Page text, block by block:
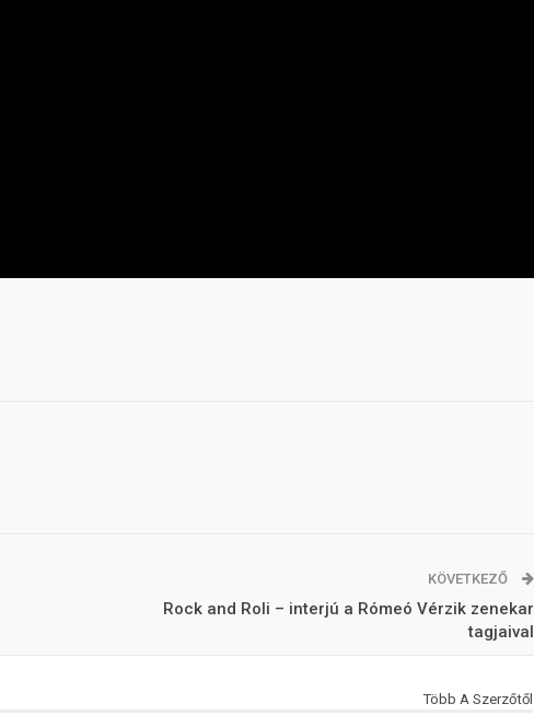
KÖVETKEZŐ
Rock and Roli – interjú a Rómeó Vérzik zenekar
tagjaival
Több A Szerzőtől